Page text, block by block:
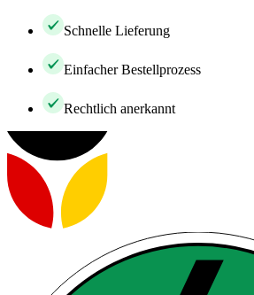
Schnelle Lieferung
Einfacher Bestellprozess
Rechtlich anerkannt